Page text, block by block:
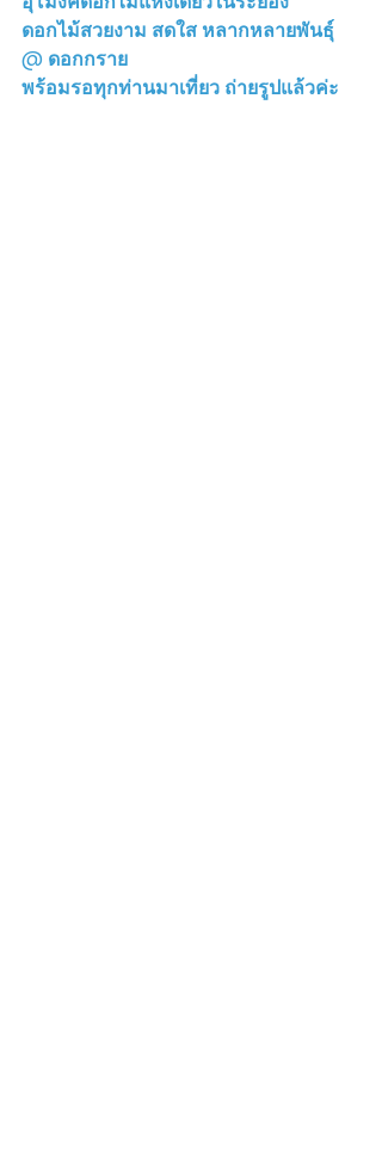
ดอกไม้สวยงาม สดใส หลากหลายพันธุ์
@ ดอกกราย
พร้อมรอทุกท่านมาเที่ยว ถ่ายรูปแล้วค่ะ